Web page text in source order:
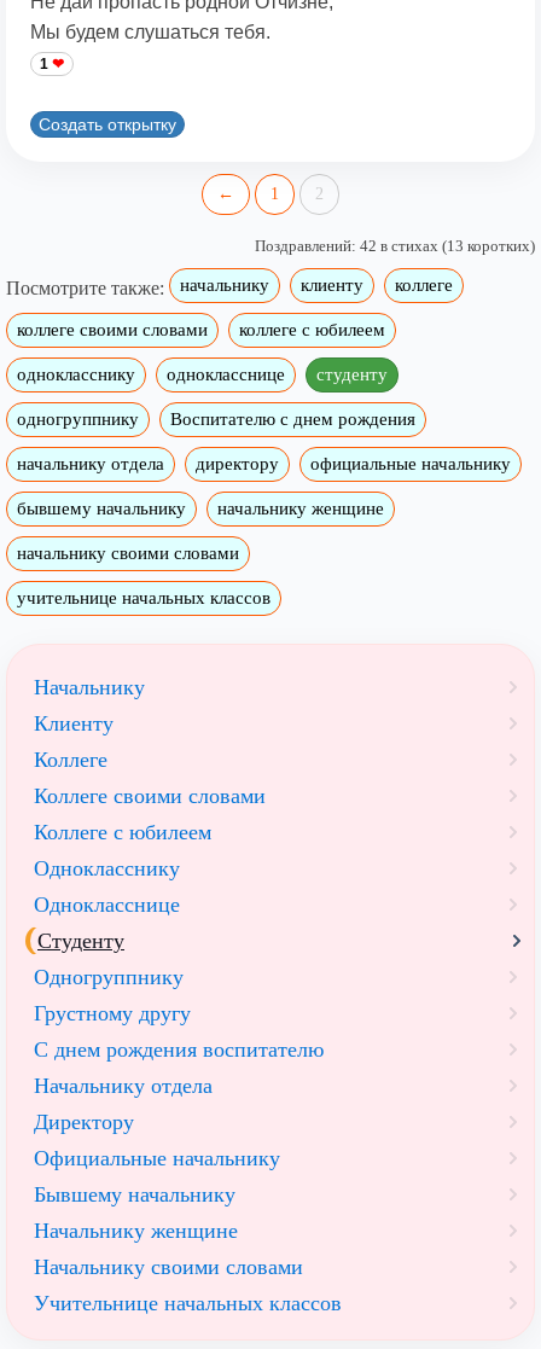
Мы будем слушаться тебя.
1
Создать открытку
← 1 2
Поздравлений: 42 в стихах (13 коротких)
Посмотрите также: начальнику клиенту коллеге
коллеге своими словами коллеге с юбилеем
однокласснику однокласснице студенту
одногруппнику Воспитателю с днем рождения
начальнику отдела директору официальные начальнику
бывшему начальнику начальнику женщине
начальнику своими словами
учительнице начальных классов
Начальнику
Клиенту
Коллеге
Коллеге своими словами
Коллеге с юбилеем
Однокласснику
Однокласснице
Студенту
Одногруппнику
Грустному другу
С днем рождения воспитателю
Начальнику отдела
Директору
Официальные начальнику
Бывшему начальнику
Начальнику женщине
Начальнику своими словами
Учительнице начальных классов